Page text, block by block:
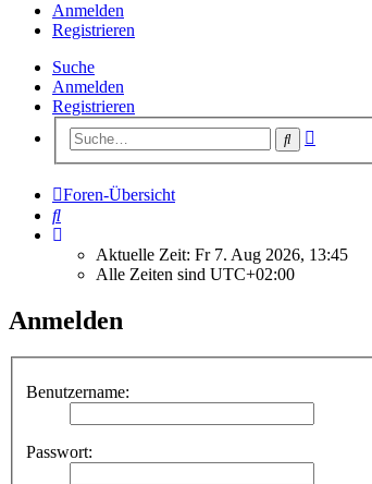
Anmelden
Registrieren
Suche
Anmelden
Registrieren
Suche
Foren-Übersicht
Suche
Aktuelle Zeit: Fr 7. Aug 2026, 13:45
Alle Zeiten sind UTC+02:00
Anmelden
Benutzername:
Passwort: